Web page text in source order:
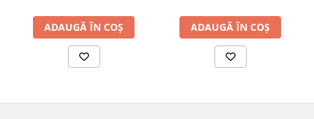
ADAUGĂ ÎN COȘ ADAUGĂ ÎN COȘ